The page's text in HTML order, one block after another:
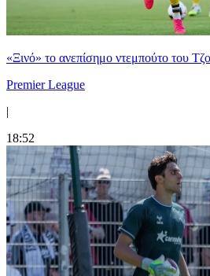
«Ξινό» το ανεπίσημο ντεμπούτο του
Premier League
|
18:52